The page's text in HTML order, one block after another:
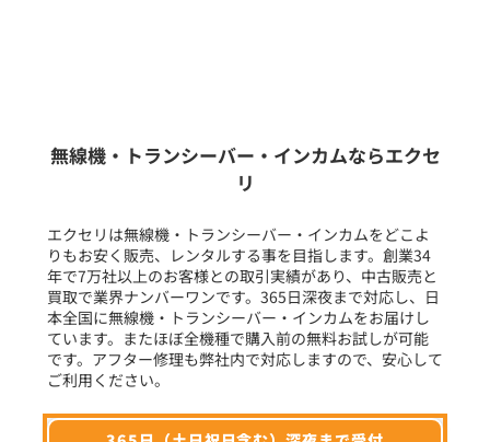
フリーワード入力(製品名等)
選択条件をリセット
無線機・トランシーバー・インカムならエクセ
リ
エクセリは無線機・トランシーバー・インカムをどこよ
りもお安く販売、レンタルする事を目指します。創業34
年で7万社以上のお客様との取引実績があり、中古販売と
買取で業界ナンバーワンです。365日深夜まで対応し、日
本全国に無線機・トランシーバー・インカムをお届けし
ています。またほぼ全機種で購入前の無料お試しが可能
です。アフター修理も弊社内で対応しますので、安心して
ご利用ください。